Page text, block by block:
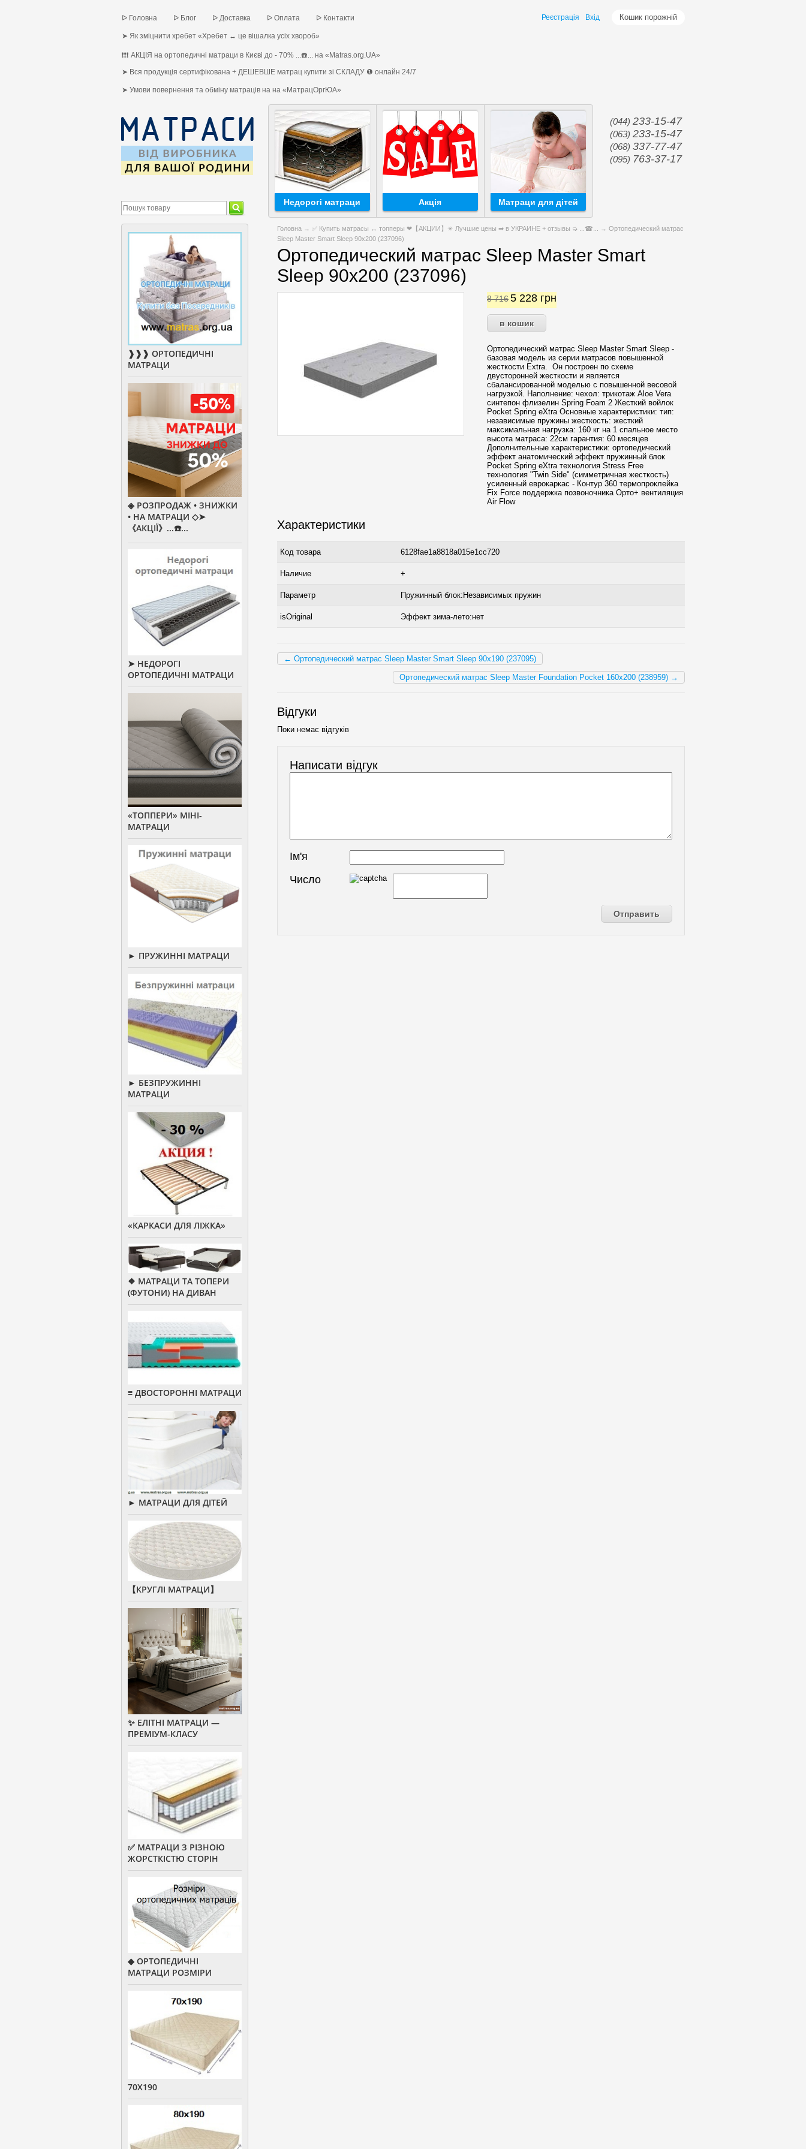
ᐅ Головна ᐅ Блог ᐅ Доставка ᐅ Оплата ᐅ Контакти
➤ Як зміцнити хребет «Хребет ↔ це вішалка усіх хвороб»
❗❗❗ АКЦІЯ на ортопедичні матраци в Києві до - 70% ...☎️... на «Matras.org.UA»
➤ Вся продукція сертифікована + ДЕШЕВШЕ матрац купити зі СКЛАДУ ❶ онлайн 24/7
➤ Умови повернення та обміну матраців на на «МатрацОргЮА»
Кошик порожній
Реєстрація Вхід
(044) 233-15-47
(063) 233-15-47
(068) 337-77-47
(095) 763-37-17
Недорогі матраци Акція Матраци для дітей
Головна → ✅ Купить матрасы ↔ топперы ❤【АКЦИИ】✴️ Лучшие цены ➡ в УКРАИНЕ + отзывы ➭ ...☎... → Ортопедический матрас
Sleep Master Smart Sleep 90х200 (237096)
Ортопедический матрас Sleep Master Smart
Sleep 90х200 (237096)
8 7165 228 грн
Ортопедический матрас Sleep Master Smart Sleep -
базовая модель из серии матрасов повышенной
жесткости Extra. Он построен по схеме
двусторонней жесткости и является
сбалансированной моделью с повышенной весовой
нагрузкой. Наполнение: чехол: трикотаж Aloe Vera
синтепон флизелин Spring Foam 2 Жесткий войлок
Pocket Spring eXtra Основные характеристики: тип:
независимые пружины жесткость: жесткий
максимальная нагрузка: 160 кг на 1 спальное место
высота матраса: 22см гарантия: 60 месяцев
Дополнительные характеристики: ортопедический
эффект анатомический эффект пружинный блок
Pocket Spring eXtra технология Stress Free
технология "Twin Side" (симметричная жесткость)
усиленный еврокаркас - Контур 360 термопроклейка
Fix Force поддержка позвоночника Орто+ вентиляция
Air Flow
Характеристики
Код товара 6128fae1a8818a015e1cc720
Наличие +
Параметр Пружинный блок:Независимых пружин
isOriginal Эффект зима-лето:нет
← Ортопедический матрас Sleep Master Smart Sleep 90х190 (237095)
Ортопедический матрас Sleep Master Foundation Pocket 160х200 (238959) →
Відгуки
Поки немає відгуків
Написати відгук
Ім'я
Число
❱❱❱ ОРТОПЕДИЧНІ
МАТРАЦИ
◈ РОЗПРОДАЖ • ЗНИЖКИ
• НА МАТРАЦИ ◇➤
《АКЦІЇ》...☎️...
➤ НЕДОРОГІ
ОРТОПЕДИЧНІ МАТРАЦИ
«ТОППЕРИ» МІНІ-
МАТРАЦИ
► ПРУЖИННІ МАТРАЦИ
► БЕЗПРУЖИННІ
МАТРАЦИ
«КАРКАСИ ДЛЯ ЛІЖКА»
❖ МАТРАЦИ ТА ТОПЕРИ
(ФУТОНИ) НА ДИВАН
≡ ДВОСТОРОННІ МАТРАЦИ
► МАТРАЦИ ДЛЯ ДІТЕЙ
【КРУГЛІ МАТРАЦИ】
✨ ЕЛІТНІ МАТРАЦИ —
ПРЕМІУМ-КЛАСУ
✅ МАТРАЦИ З РІЗНОЮ
ЖОРСТКІСТЮ СТОРІН
◆ ОРТОПЕДИЧНІ
МАТРАЦИ РОЗМІРИ
70Х190